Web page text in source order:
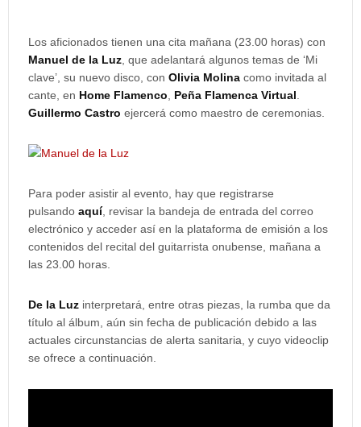
Los aficionados tienen una cita mañana (23.00 horas) con
Manuel de la Luz , que adelantará algunos temas de ‘Mi
clave’, su nuevo disco, con Olivia Molina como invitada al
cante, en Home Flamenco Peña Flamenca Virtual
Guillermo Castro ejercerá como maestro de ceremonias.
Para poder asistir al evento, hay que registrarse
pulsando aquí, revisar la bandeja de entrada del correo
electrónico y acceder así en la plataforma de emisión a los
contenidos del recital del guitarrista onubense, mañana a
las 23.00 horas.
De la Luz interpretará, entre otras piezas, la rumba que da
título al álbum, aún sin fecha de publicación debido a las
actuales circunstancias de alerta sanitaria, y cuyo videoclip
se ofrece a continuación.